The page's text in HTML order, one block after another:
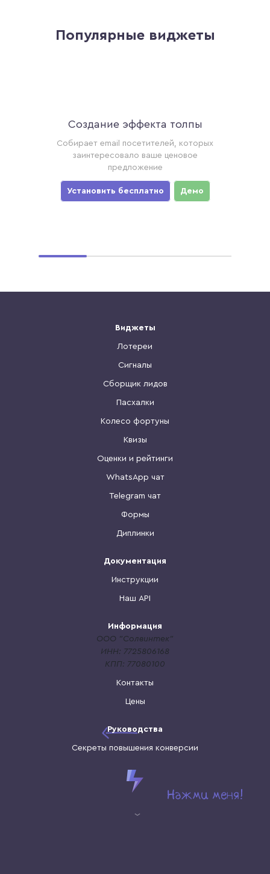
Популярные виджеты
Создание эффекта толпы
Собирает email посетителей, которых
заинтересовало ваше ценовое
предложение
Установить бесплатно Демо
Виджеты
Лотереи
Сигналы
Сборщик лидов
Пасхалки
Колесо фортуны
Квизы
Оценки и рейтинги
WhatsApp чат
Telegram чат
Формы
Диплинки
Документация
Инструкции
Наш API
Информация
ООО "Солвинтек"
ИНН: 7725806168
КПП: 77080100
Контакты
Цены
Руководства
Секреты повышения конверсии